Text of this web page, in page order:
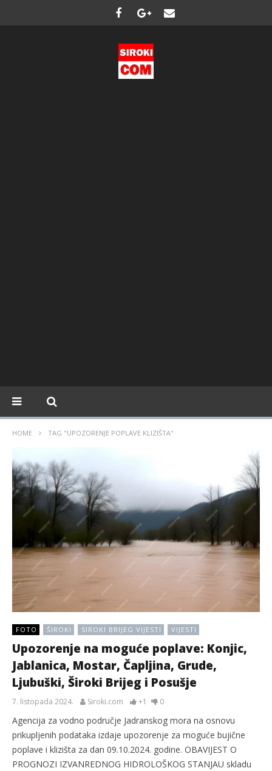
HOME TAG "UPOZORENJE POPLAVE KLIZIŠTA"
FOTO ŠIROKI SIROKI BRIJEG VIJESTI VIJESTI
Upozorenje na moguće poplave: Konjic,
Jablanica, Mostar, Čapljina, Grude,
Ljubuški, Široki Brijeg i Posušje
7. listopada 2024. Siroki.com +1 0
Agencija za vodno područje Jadranskog mora na osnovu
prikupljenih podataka izdaje upozorenje za moguće bujične
poplave i klizišta za dan 09.10.2024. godine. OBAVIJEST O
PROGNOZI IZVANREDNOG HIDROLOŠKOG STANJAU skladu